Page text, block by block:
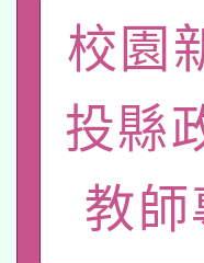
「數
pilot」
有關
薪期
轉知
業技
115年
2026
校園
投縣
教